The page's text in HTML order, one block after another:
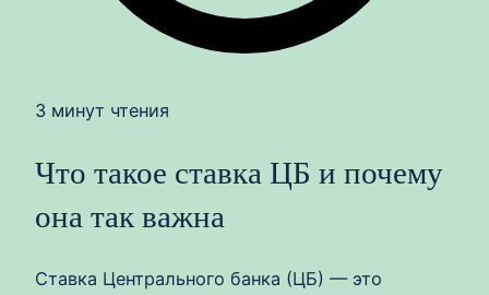
3 минут чтения
Что такое ставка ЦБ и почему
она так важна
Ставка Центрального банка (ЦБ) — это